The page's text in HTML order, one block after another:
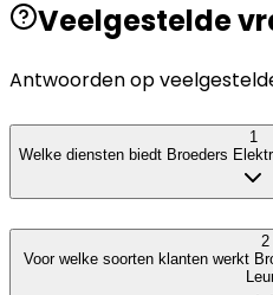
Veelgestelde
Antwoorden op
1
Welke diensten biedt Broeders
2
Voor welke soorten klanten werkt